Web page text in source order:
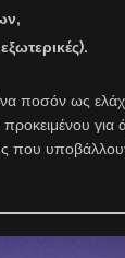
ποσόν ως
για
που